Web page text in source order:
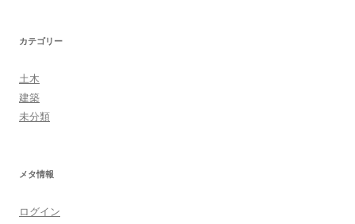
カテゴリー
土木
建築
未分類
メタ情報
ログイン